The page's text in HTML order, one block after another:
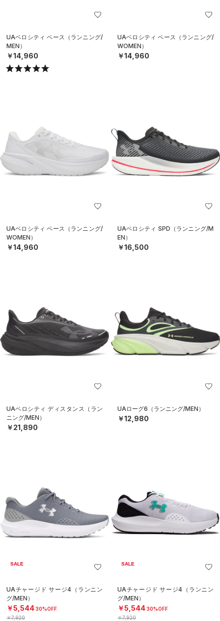
UAベロシティ ペース（ランニング/
MEN）
￥14,960
UAベロシティ ペース（ランニング/
WOMEN）
￥14,960
UAベロシティ ペース（ランニング/
WOMEN）
￥14,960
UAベロシティ SPD（ランニング/M
EN）
￥16,500
UAベロシティ ディスタンス（ラン
ニング/MEN）
￥21,890
UAローグ6（ランニング/MEN）
￥12,980
SALE
UAチャージド サージ4（ランニン
グ/MEN）
￥5,54430%OFF
￥7,920
SALE
UAチャージド サージ4（ランニン
グ/MEN）
￥5,54430%OFF
￥7,920